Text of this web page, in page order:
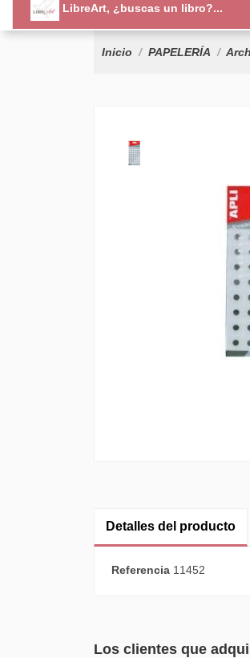
LibreArt, ¿buscas un libro?...
Inicio PAPELERÍA
Detalles del producto
Referencia 11452
Los clientes que